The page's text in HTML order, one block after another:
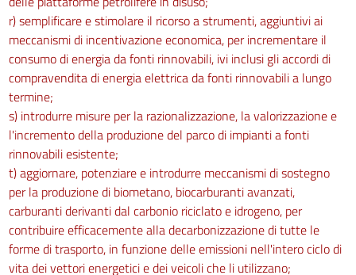
r) semplificare e stimolare il ricorso a strumenti, aggiuntivi ai
meccanismi di incentivazione economica, per incrementare il
consumo di energia da fonti rinnovabili, ivi inclusi gli accordi di
compravendita di energia elettrica da fonti rinnovabili a lungo
termine;
s) introdurre misure per la razionalizzazione, la valorizzazione e
l'incremento della produzione del parco di impianti a fonti
rinnovabili esistente;
t) aggiornare, potenziare e introdurre meccanismi di sostegno
per la produzione di biometano, biocarburanti avanzati,
carburanti derivanti dal carbonio riciclato e idrogeno, per
contribuire efficacemente alla decarbonizzazione di tutte le
forme di trasporto, in funzione delle emissioni nell'intero ciclo di
vita dei vettori energetici e dei veicoli che li utilizzano;